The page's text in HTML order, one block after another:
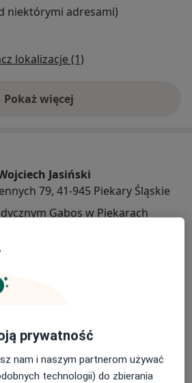
niektórymi adresami)
lokalizacje (1)
Pokaż więcejo doświadczeniu
Jasiński
79, 41-945 Piekary Śląskie
Gabos w Piekarach
konsultacji w Poradni
wykonujemy badania
i kolonoskopię.
się w znieczuleniu miejscowym
z życzeniem Pacjenta).
usuwamy polipy, a pobrane
do badań histopatologicznych.
prywatność
nam i naszym partnerom używać
technologii) do zbierania